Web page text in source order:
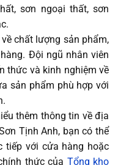
sơn ngoại thất, sơn
chất lượng sản phẩm,
Đội ngũ nhân viên
thức và kinh nghiệm về
sản phẩm phù hợp với
thêm thông tin về địa
Tịnh Anh, bạn có thể
tiếp với cửa hàng hoặc
thức của Tổng kho